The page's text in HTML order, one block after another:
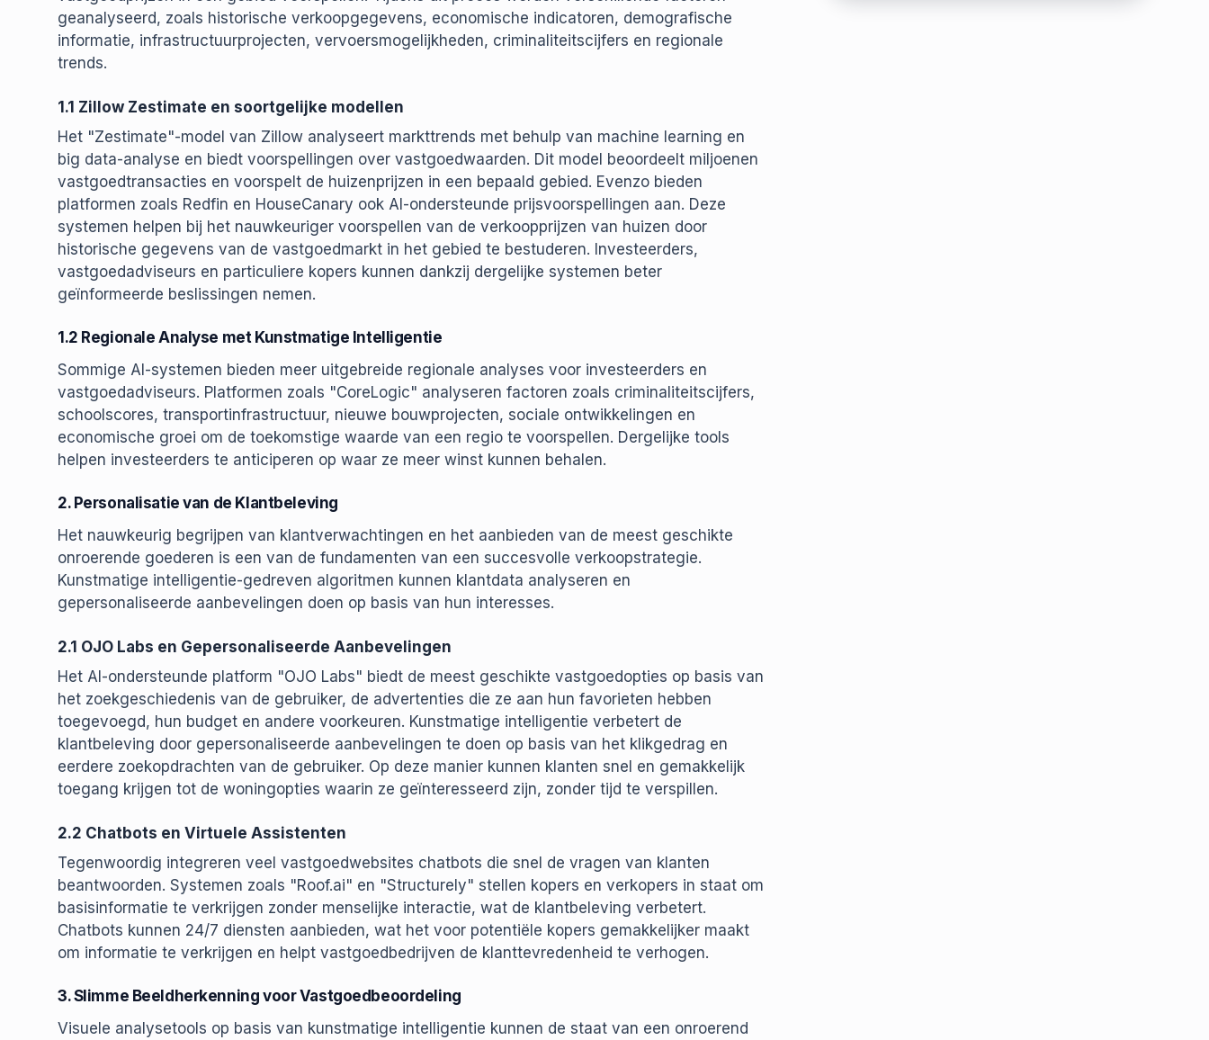
geanalyseerd, zoals historische verkoopgegevens, economische indicatoren, demografische
informatie, infrastructuurprojecten, vervoersmogelijkheden, criminaliteitscijfers en regionale
trends.
1.1 Zillow Zestimate en soortgelijke modellen
Het "Zestimate"-model van Zillow analyseert markttrends met behulp van machine learning en
big data-analyse en biedt voorspellingen over vastgoedwaarden. Dit model beoordeelt miljoenen
vastgoedtransacties en voorspelt de huizenprijzen in een bepaald gebied. Evenzo bieden
platformen zoals Redfin en HouseCanary ook AI-ondersteunde prijsvoorspellingen aan. Deze
systemen helpen bij het nauwkeuriger voorspellen van de verkoopprijzen van huizen door
historische gegevens van de vastgoedmarkt in het gebied te bestuderen. Investeerders,
vastgoedadviseurs en particuliere kopers kunnen dankzij dergelijke systemen beter
geïnformeerde beslissingen nemen.
1.2 Regionale Analyse met Kunstmatige Intelligentie
Sommige AI-systemen bieden meer uitgebreide regionale analyses voor investeerders en
vastgoedadviseurs. Platformen zoals "CoreLogic" analyseren factoren zoals criminaliteitscijfers,
schoolscores, transportinfrastructuur, nieuwe bouwprojecten, sociale ontwikkelingen en
economische groei om de toekomstige waarde van een regio te voorspellen. Dergelijke tools
helpen investeerders te anticiperen op waar ze meer winst kunnen behalen.
2. Personalisatie van de Klantbeleving
Het nauwkeurig begrijpen van klantverwachtingen en het aanbieden van de meest geschikte
onroerende goederen is een van de fundamenten van een succesvolle verkoopstrategie.
Kunstmatige intelligentie-gedreven algoritmen kunnen klantdata analyseren en
gepersonaliseerde aanbevelingen doen op basis van hun interesses.
2.1 OJO Labs en Gepersonaliseerde Aanbevelingen
Het AI-ondersteunde platform "OJO Labs" biedt de meest geschikte vastgoedopties op basis van
het zoekgeschiedenis van de gebruiker, de advertenties die ze aan hun favorieten hebben
toegevoegd, hun budget en andere voorkeuren. Kunstmatige intelligentie verbetert de
klantbeleving door gepersonaliseerde aanbevelingen te doen op basis van het klikgedrag en
eerdere zoekopdrachten van de gebruiker. Op deze manier kunnen klanten snel en gemakkelijk
toegang krijgen tot de woningopties waarin ze geïnteresseerd zijn, zonder tijd te verspillen.
2.2 Chatbots en Virtuele Assistenten
Tegenwoordig integreren veel vastgoedwebsites chatbots die snel de vragen van klanten
beantwoorden. Systemen zoals "Roof.ai" en "Structurely" stellen kopers en verkopers in staat om
basisinformatie te verkrijgen zonder menselijke interactie, wat de klantbeleving verbetert.
Chatbots kunnen 24/7 diensten aanbieden, wat het voor potentiële kopers gemakkelijker maakt
om informatie te verkrijgen en helpt vastgoedbedrijven de klanttevredenheid te verhogen.
3. Slimme Beeldherkenning voor Vastgoedbeoordeling
Visuele analysetools op basis van kunstmatige intelligentie kunnen de staat van een onroerend